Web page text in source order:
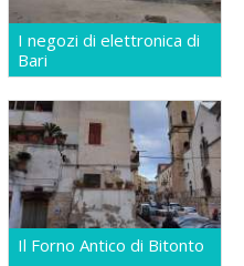
I negozi di elettronica di
Bari
Il Forno Antico di Bitonto